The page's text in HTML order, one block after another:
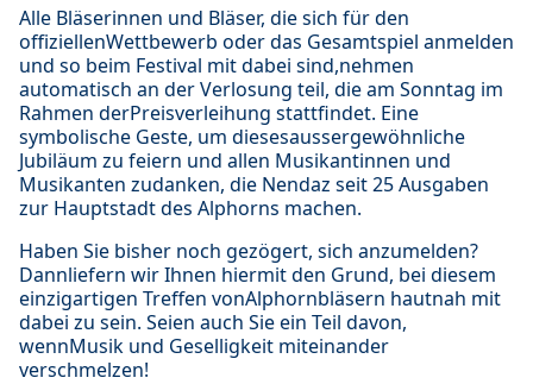
Alle Bläserinnen und Bläser, die sich für den
offiziellenWettbewerb oder das Gesamtspiel anmelden
und so beim Festival mit dabei sind,nehmen
automatisch an der Verlosung teil, die am Sonntag im
Rahmen derPreisverleihung stattfindet. Eine
symbolische Geste, um diesesaussergewöhnliche
Jubiläum zu feiern und allen Musikantinnen und
Musikanten zudanken, die Nendaz seit 25 Ausgaben
zur Hauptstadt des Alphorns machen.
Haben Sie bisher noch gezögert, sich anzumelden?
Dannliefern wir Ihnen hiermit den Grund, bei diesem
einzigartigen Treffen vonAlphornbläsern hautnah mit
dabei zu sein. Seien auch Sie ein Teil davon,
wennMusik und Geselligkeit miteinander
verschmelzen!